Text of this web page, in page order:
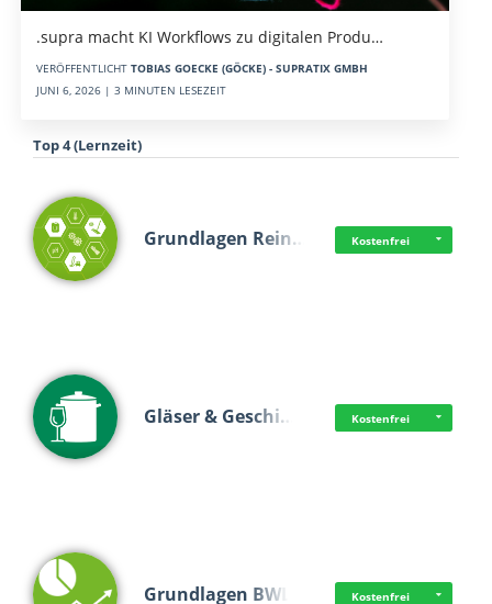
.supra macht KI Workflows zu digitalen Produ…
VERÖFFENTLICHT TOBIAS GOECKE (GÖCKE) - SUPRATIX GMBH
JUNI 6, 2026 | 3 MINUTEN LESEZEIT
Top 4 (Lernzeit)
Grundlagen Rein… Kostenfrei
Gläser & Geschi… Kostenfrei
Grundlagen BWL Kostenfrei